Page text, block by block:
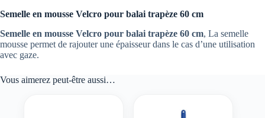
Semelle en mousse Velcro pour balai trapèze 60 cm
Semelle en mousse Velcro pour balai trapèze 60 cm, La semelle
mousse permet de rajouter une épaisseur dans le cas d’une utilisation
avec gaze.
Vous aimerez peut-être aussi…